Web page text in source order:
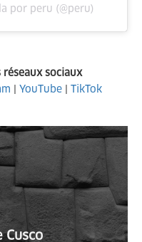
por peru (@peru)
sociaux
| YouTube| TikTok